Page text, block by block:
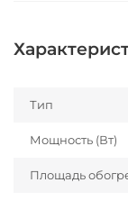
Тип
Мощность (Вт)
Площадь